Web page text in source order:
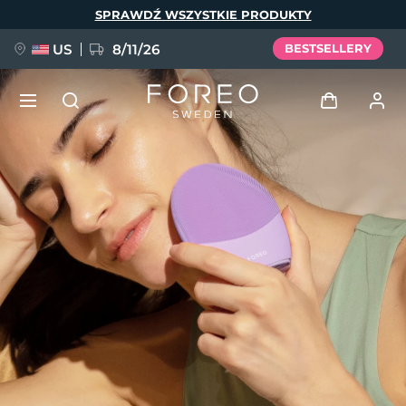
SPRAWDŹ WSZYSTKIE PRODUKTY
US 8/11/26 BESTSELLERY
Profil użytkownika
Moje urządzenia
Moje zamówienia
Moje adresy
Moje subskrypcje
NOWOŚĆ
FAQ™ Pure Beauty-Tech Elixir
BREAKING NEWS
issa™ Teeth Whitening Set
Język
English Deutsch
Español
Français
Italiano
Português
Svenska
Русский
Türkçe
简体中文 繁體中文